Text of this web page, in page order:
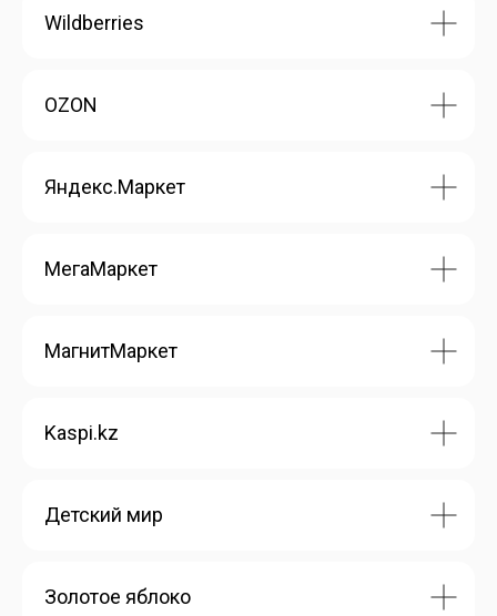
Wildberries
OZON
Яндекс.Маркет
МегаМаркет
МагнитМаркет
Kaspi.kz
Детский мир
Золотое яблоко